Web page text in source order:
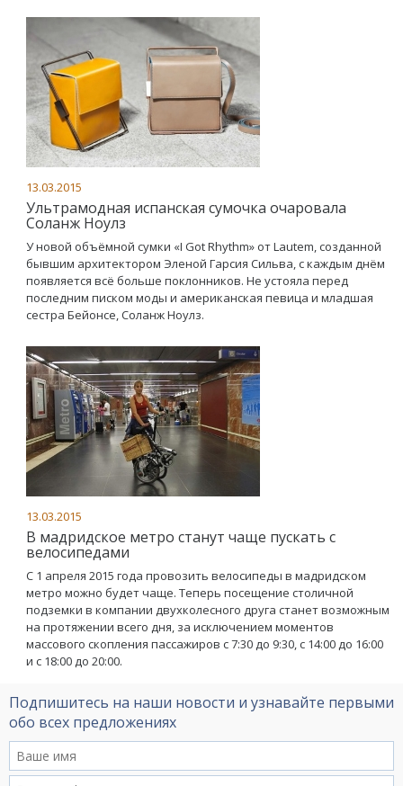
13.03.2015
Ультрамодная испанская сумочка очаровала
Соланж Ноулз
У новой объёмной сумки «I Got Rhythm» от Lautem, созданной
бывшим архитектором Эленой Гарсия Сильва, с каждым днём
появляется всё больше поклонников. Не устояла перед
последним писком моды и американская певица и младшая
сестра Бейонсе, Соланж Ноулз.
13.03.2015
В мадридское метро станут чаще пускать с
велосипедами
С 1 апреля 2015 года провозить велосипеды в мадридском
метро можно будет чаще. Теперь посещение столичной
подземки в компании двухколесного друга станет возможным
на протяжении всего дня, за исключением моментов
массового скопления пассажиров с 7:30 до 9:30, с 14:00 до 16:00
и с 18:00 до 20:00.
Подпишитесь на наши новости и узнавайте первыми
обо всех предложениях